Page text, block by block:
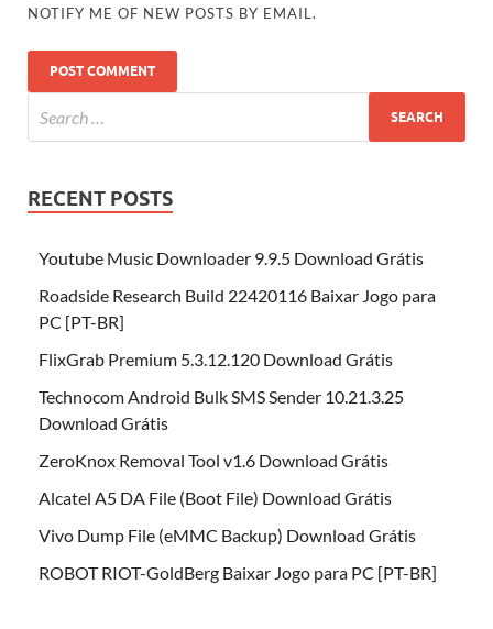
NOTIFY ME OF NEW POSTS BY EMAIL.
RECENT POSTS
Youtube Music Downloader 9.9.5 Download Grátis
Roadside Research Build 22420116 Baixar Jogo para
PC [PT-BR]
FlixGrab Premium 5.3.12.120 Download Grátis
Technocom Android Bulk SMS Sender 10.21.3.25
Download Grátis
ZeroKnox Removal Tool v1.6 Download Grátis
Alcatel A5 DA File (Boot File) Download Grátis
Vivo Dump File (eMMC Backup) Download Grátis
ROBOT RIOT-GoldBerg Baixar Jogo para PC [PT-BR]